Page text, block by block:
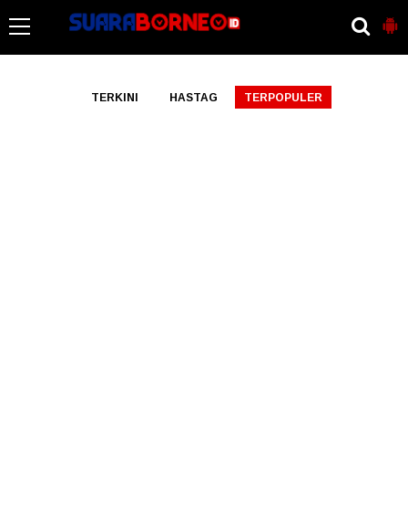
TERKINI HASTAG TERPOPULER